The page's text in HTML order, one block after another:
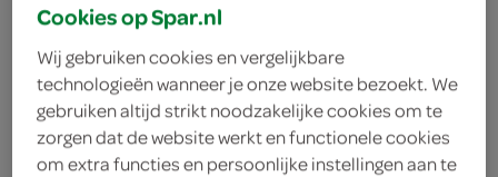
Cookies op Spar.nl
Wij gebruiken cookies en vergelijkbare
technologieën wanneer je onze website bezoekt. We
gebruiken altijd strikt noodzakelijke cookies om te
zorgen dat de website werkt en functionele cookies
om extra functies en persoonlijke instellingen aan te